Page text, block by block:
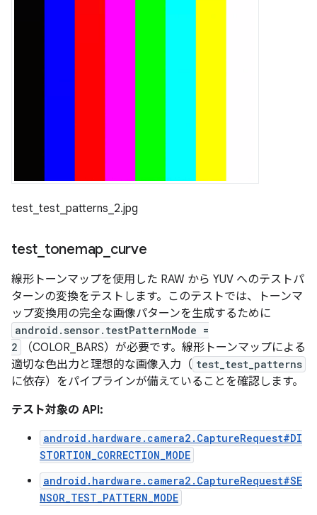
test_test_patterns_2.jpg
test tonemap curve
線形トーンマップを使用した RAW から YUV へのテストパ
ターンの変換をテストします。このテストでは、トーンマ
ップ変換用の完全な画像パターンを生成するために
android.sensor.testPatternMode =
2
（COLOR_BARS）が必要です。線形トーンマップによる
適切な色出力と理想的な画像入力（ test_test_patterns
に依存）をパイプラインが備えていることを確認します。
テスト対象の API:
android.hardware.camera2.CaptureRequest#DI
STORTION_CORRECTION_MODE
android.hardware.camera2.CaptureRequest#SE
NSOR_TEST_PATTERN_MODE